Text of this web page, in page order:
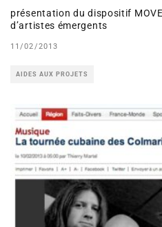
présentation du dispositif
d’artistes émergents
11/02/2013
AIDES AUX PROJETS